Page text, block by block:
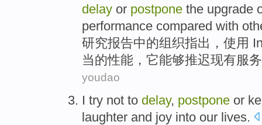
delay or postpone the upgrade
performance compared with
研究报告中的组织指出 ， 使用
当的性能 ， 它能够推迟现有服
youdao
I try not to delay, postpone or
laughter and joy into our lives.